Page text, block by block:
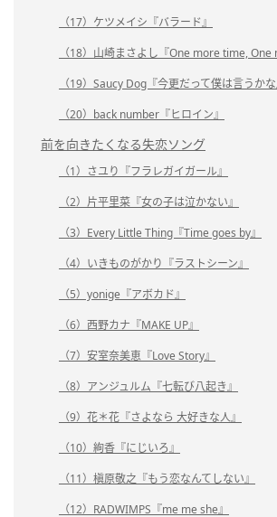
（17）ケツメイシ『バラード』
（18）山崎まさよし『One more time, One
（19）Saucy Dog『今更だって僕は言うかな
（20）back number『ヒロイン』
前を向きたくなる失恋ソング
（1）さユり『フラレガイガール』
（2）片平里菜『女の子は泣かない』
（3）Every Little Thing『Time goes by』
（4）いきものがかり『ラストシーン』
（5）yonige『アボカド』
（6）西野カナ『MAKE UP』
（7）安室奈美恵『Love Story』
（8）アンジュルム『七転び八起き』
（9）花＊花『さよなら 大好きな人』
（10）絢香『にじいろ』
（11）槇原敬之『もう恋なんてしない』
（12）RADWIMPS『me me she』